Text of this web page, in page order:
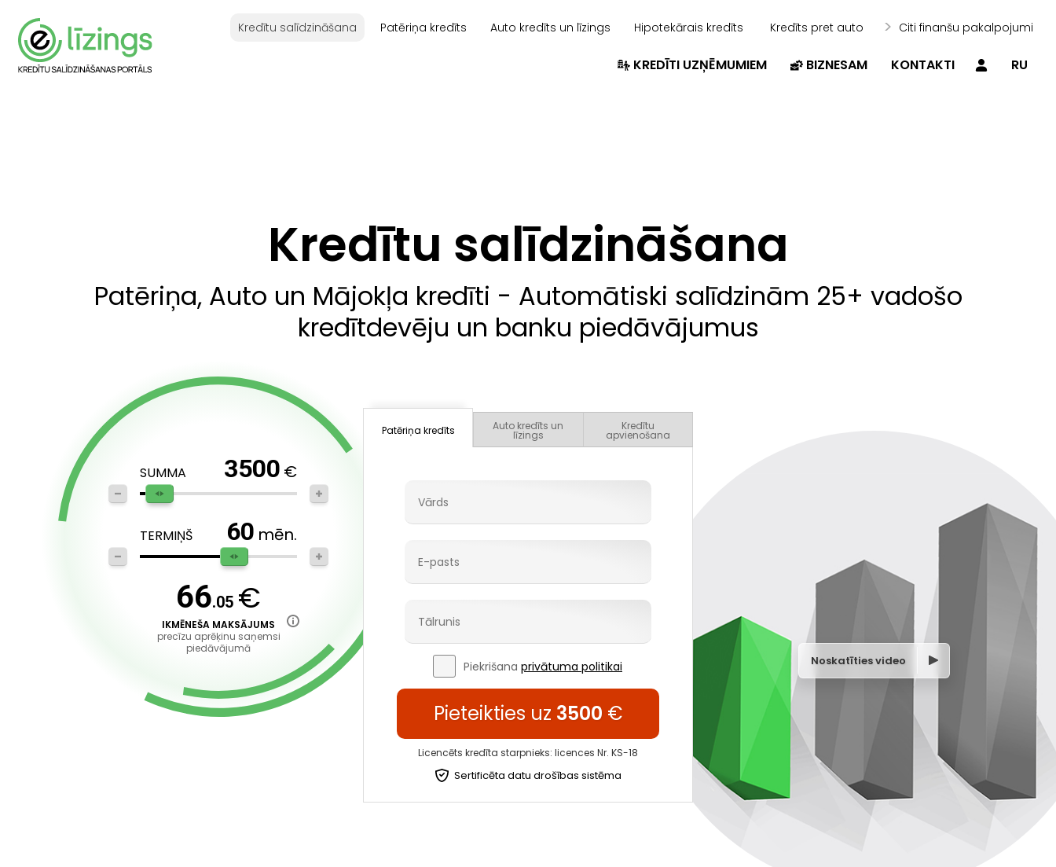
Kredītu salīdzināšana Patēriņa kredīts Auto kredīts un līzings Hipotekārais kredīts Kredīts pret auto Citi finanšu pakalpojumi
RU
KREDĪTI UZŅĒMUMIEM BIZNESAM KONTAKTI
Kredītu salīdzināšana
Patēriņa, Auto un Mājokļa kredīti - Automātiski salīdzinām 25+ vadošo
kredītdevēju un banku piedāvājumus
SUMMA 3500 €
TERMIŅŠ 60 mēn.
66.05 €
IKMĒNEŠA MAKSĀJUMS
precīzu aprēķinu saņemsi
piedāvājumā
Patēriņa kredīts Auto kredīts un
līzings
Kredītu
apvienošana
Piekrišana privātuma politikai
Pieteikties uz 3500 €
Licencēts kredīta starpnieks: licences Nr. KS-18
Sertificēta datu drošības sistēma
Noskatīties video